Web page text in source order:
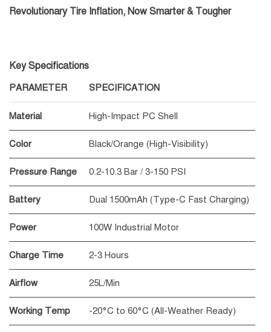
Revolutionary Tire Inflation, Now Smarter & Tougher
Key Specifications
PARAMETER SPECIFICATION
Material High-Impact PC Shell
Color Black/Orange (High-Visibility)
Pressure Range 0.2-10.3 Bar / 3-150 PSI
Battery Dual 1500mAh (Type-C Fast Charging)
Power 100W Industrial Motor
Charge Time 2-3 Hours
Airflow 25L/Min
Working Temp -20°C to 60°C (All-Weather Ready)